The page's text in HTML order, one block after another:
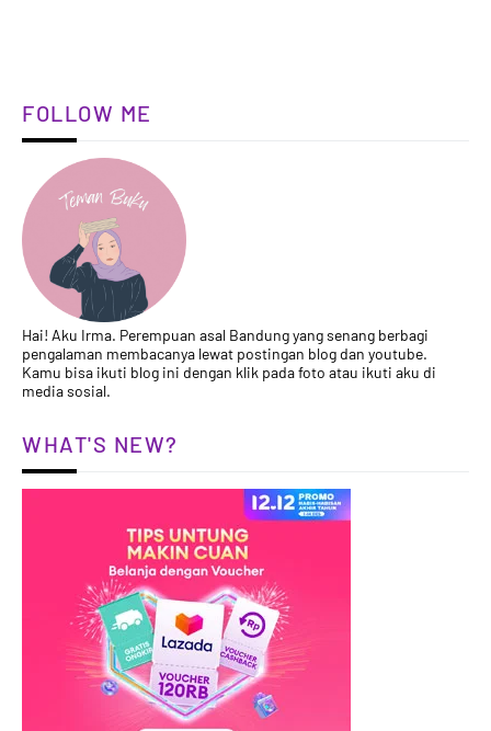
FOLLOW ME
Hai! Aku Irma. Perempuan asal Bandung yang senang berbagi
pengalaman membacanya lewat postingan blog dan youtube.
Kamu bisa ikuti blog ini dengan klik pada foto atau ikuti aku di
media sosial.
WHAT'S NEW?